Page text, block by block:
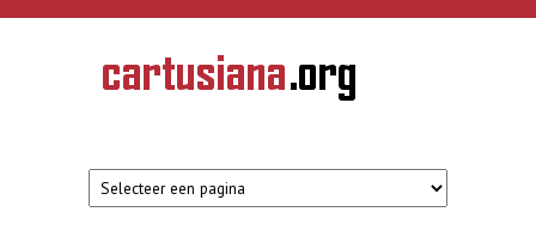
Overslaan en naar de inhoud gaan
CARTUSIANA
Geschiedenis
van de